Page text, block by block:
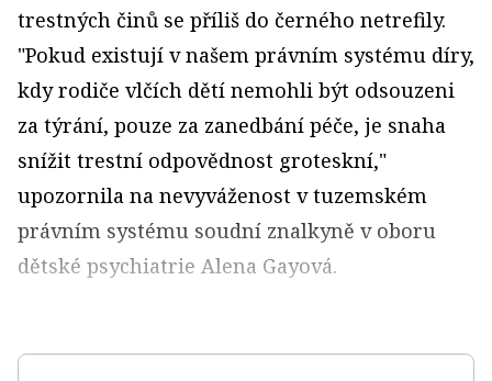
trestných činů se příliš do černého netrefily.
"Pokud existují v našem právním systému díry,
kdy rodiče vlčích dětí nemohli být odsouzeni
za týrání, pouze za zanedbání péče, je snaha
snížit trestní odpovědnost groteskní,"
upozornila na nevyváženost v tuzemském
právním systému soudní znalkyně v oboru
dětské psychiatrie Alena Gayová.